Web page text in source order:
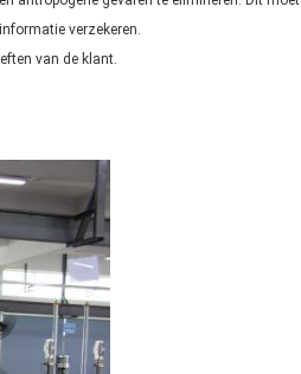
verzekeren.
van de klant.